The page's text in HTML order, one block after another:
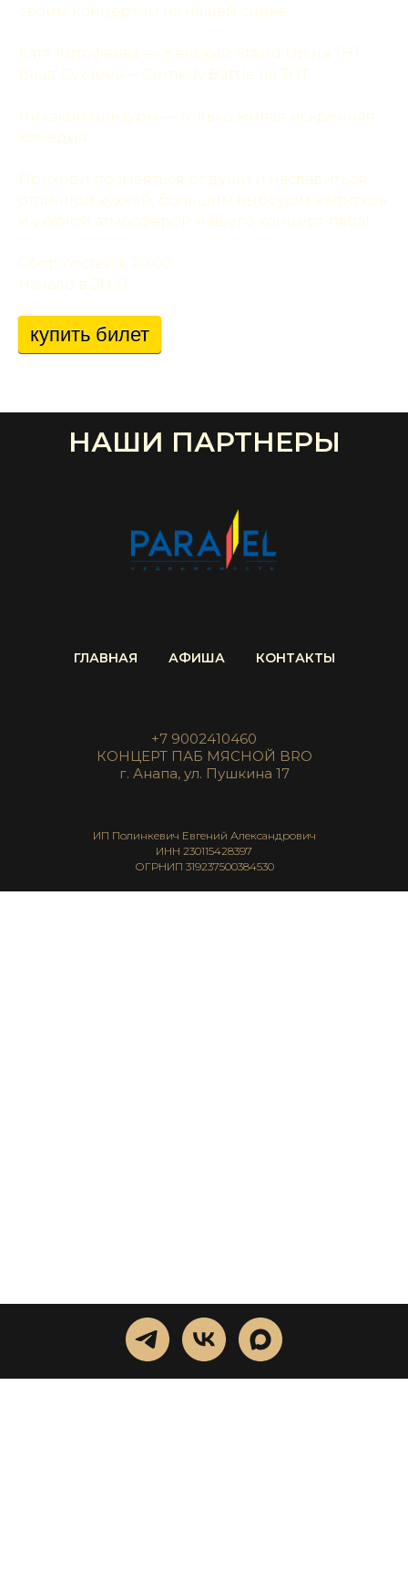
своим концертом на нашей сцене
Катя Котофеева — Женский Stand Up на ТНТ
Влад Сухарев— Comedy Battle на ТНТ
Никакой цензуры — только живая искренняя
комедия!
Приходи посмеяться от души и насладиться
отличной кухней, большим выбором напитков
и уютной атмосферой нашего концерт-паба!
Сбор гостей в 20:00
Начало в 21:00
купить билет
НАШИ ПАРТНЕРЫ
ГЛАВНАЯ АФИША КОНТАКТЫ
+7 9002410460
КОНЦЕРТ ПАБ МЯСНОЙ BRO
г. Анапа, ул. Пушкина 17
ИП Полинкевич Евгений Александрович
ИНН 230115428397
ОГРНИП 319237500384530